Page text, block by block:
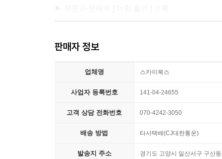
+ 지문 분석 특강 81
+ 문제 풀이 특강 82
내 마음을 읽는 SNS 광고 [사회] 86
우주에서 오줌을 싸면? [과학·기술] 94
버스 정류장 앞에 빵집이 있는 이유 [사회] 102
▶ 지문 분석 특강
글의 내용을 빠르고 정확하게 파악하는 방법을 연
▶ 문제 풀이 특강
어휘력 향상 TEST + 배경지식
지문과 문제 속 어휘를 다양한 유형의 문제로 풀
▶ 지문과 관련된 [ 배경지식 ]
판매자 정보
업체명 스카이북스
사업자 등록번호 141-04-24655
고객 상담 전화번호 070-4242-3050
배송 방법 타사택배(CJ대한통운)
발송지 주소 경기도 고양시 일산서구 구산